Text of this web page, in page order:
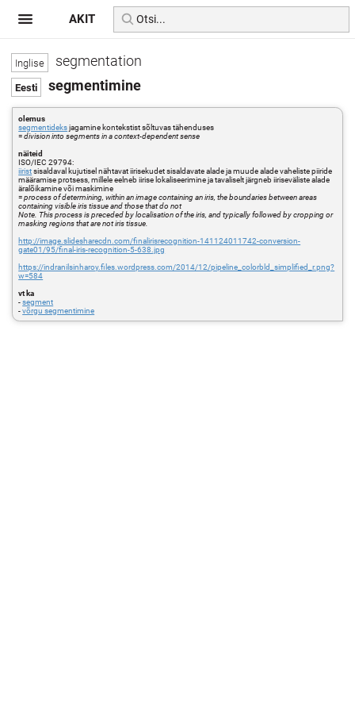
segmentation
segmentimine
olemus
segmentideksjagamine kontekstist sõltuvas tähenduses
=division into segments in a context-dependent sense
näiteid
ISO/IEC 29794:
iiristsisaldaval kujutisel nähtavat iirisekudet sisaldavate alade ja muude alade vaheliste piiride
määramise protsess, millele eelneb iirise lokaliseerimine ja tavaliselt järgneb iiriseväliste alade
äralõikamine või maskimine
=process of determining, within an image containing an iris, the boundaries between areas
containing visible iris tissue and those that do not
Note. This process is preceded by localisation of the iris, and typically followed by cropping or
masking regions that are not iris tissue.
http://image.slidesharecdn.com/finalirisrecognition-141124011742-conversion-
gate01/95/final-iris-recognition-5-638.jpg
https://indranilsinharoy.files.wordpress.com/2014/12/pipeline_colorbld_simplified_r.png?
w=584
vt ka
-segment
-võrgu segmentimine
AKIT